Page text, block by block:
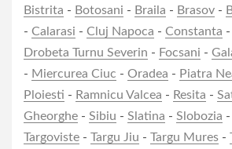
Bistrita - Botosani - Braila - Brasov -
- Calarasi - Cluj Napoca - Constanta -
Drobeta Turnu Severin - Focsani -
- Miercurea Ciuc - Oradea - Piatra
Ploiesti - Ramnicu Valcea - Resita -
Gheorghe - Sibiu - Slatina - Slobozia -
Targoviste - Targu Jiu - Targu Mures -